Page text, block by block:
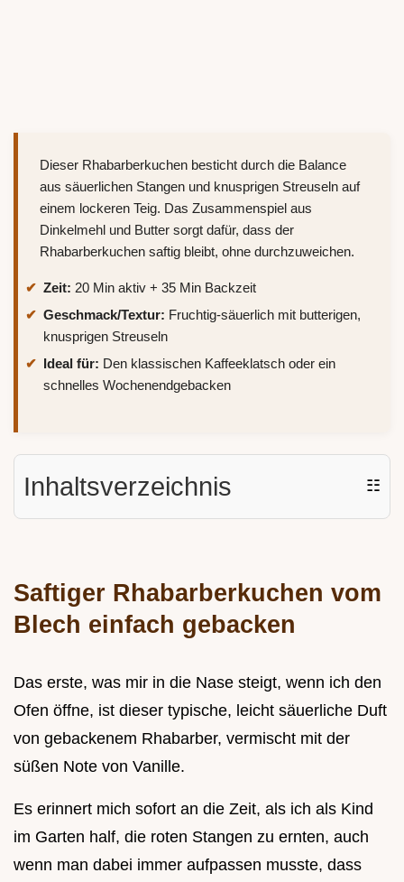
Dieser Rhabarberkuchen besticht durch die Balance
aus säuerlichen Stangen und knusprigen Streuseln auf
einem lockeren Teig. Das Zusammenspiel aus
Dinkelmehl und Butter sorgt dafür, dass der
Rhabarberkuchen saftig bleibt, ohne durchzuweichen.
Zeit: 20 Min aktiv + 35 Min Backzeit
Geschmack/Textur: Fruchtig-säuerlich mit butterigen,
knusprigen Streuseln
Ideal für: Den klassischen Kaffeeklatsch oder ein
schnelles Wochenendgebacken
Inhaltsverzeichnis ☷
Saftiger Rhabarberkuchen vom
Blech einfach gebacken
Das erste, was mir in die Nase steigt, wenn ich den
Ofen öffne, ist dieser typische, leicht säuerliche Duft
von gebackenem Rhabarber, vermischt mit der
süßen Note von Vanille.
Es erinnert mich sofort an die Zeit, als ich als Kind
im Garten half, die roten Stangen zu ernten, auch
wenn man dabei immer aufpassen musste, dass